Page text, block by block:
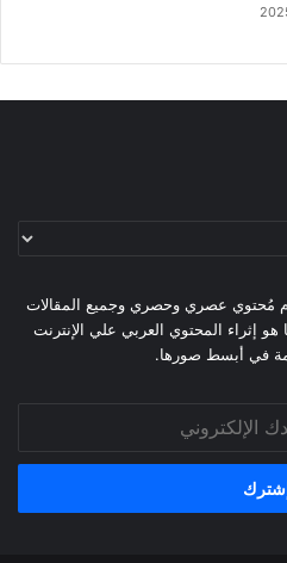
مُحتوي عصري وحصري وجميع المقالات
هو إثراء المحتوي العربي علي الإنترنت
في أبسط صورها.